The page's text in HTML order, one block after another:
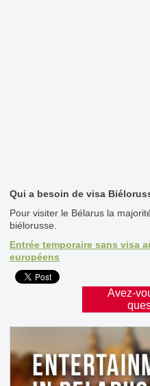
Qui a besoin de visa
Pour visiter le Bélarus la
biélorusse.
Entrée temporaire sans visa
européens
Avez-